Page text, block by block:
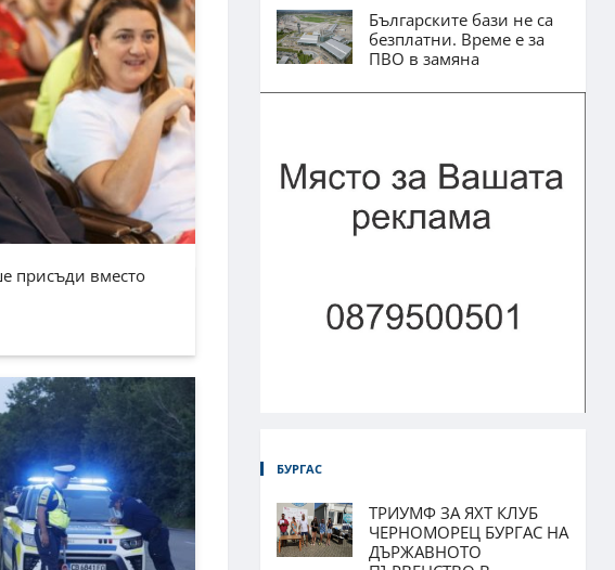
присъди вместо
Българските бази не са
безплатни. Време е за
ПВО в замяна
БУРГАС
ТРИУМФ ЗА ЯХТ КЛУБ
ЧЕРНОМОРЕЦ БУРГАС НА
ДЪРЖАВНОТО